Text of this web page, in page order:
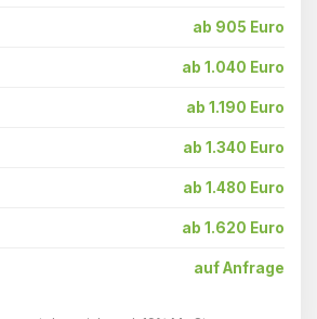
ab 905 Euro
ab 1.040 Euro
ab 1.190 Euro
ab 1.340 Euro
ab 1.480 Euro
ab 1.620 Euro
auf Anfrage